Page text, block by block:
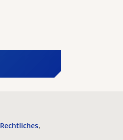
Rechtliches